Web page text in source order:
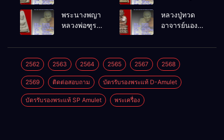
โพธิ์นิมิตร
พ.ศ.2512
พ.ศ.2512
พระนางพญา
หลวงพ่อฑูรย์
พ.ศ.2512
หลวงปู่ทวด
อาจารย์นอง
พ.ศ.2541
2562 2563 2564 2565 2567 2568
2569 ติดต่อสอบถาม บัตรรับรองพระแท้ D-Amulet
บัตรรับรองพระแท้ SP Amulet พระเครื่อง